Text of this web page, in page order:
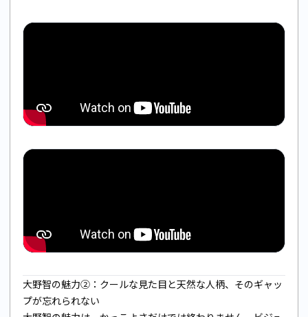
大野智の魅力②：クールな見た目と天然な人柄、そのギャッ
プが忘れられない